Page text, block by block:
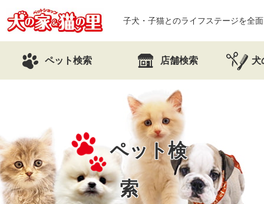
子犬・子猫とのライフステージを全
ペット検索 店舗検索 犬
ペット検
索